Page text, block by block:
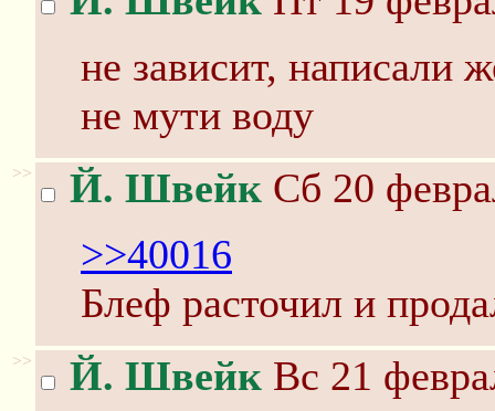
не зависит, написали
не мути воду
>> Й. Швейк Сб 20
>>40016
Блеф расточил и
>> Й. Швейк Вс 21